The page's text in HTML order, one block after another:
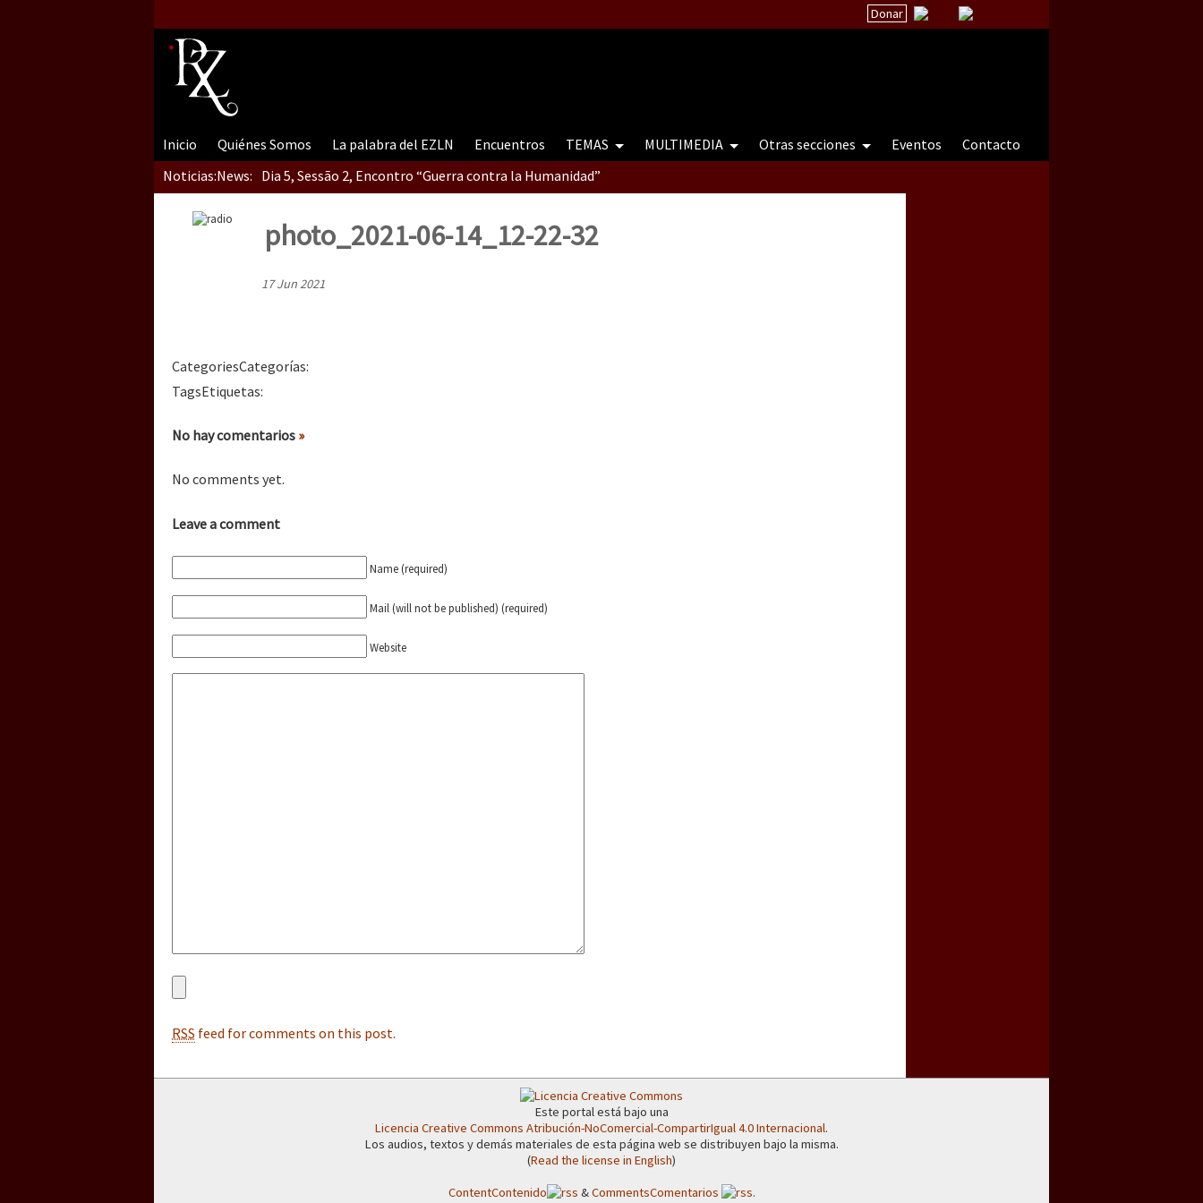
Donar
Inicio Quiénes Somos La palabra del EZLN Encuentros TEMAS MULTIMEDIA Otras secciones Eventos
Contacto
Noticias:News: Dia 5, Sessão 2, Encontro “Guerra contra la Humanidad”
Dia 5, sessão 1, do Encontro “Guerra contra a Humanidade”(As populações e a natureza e a natureza sob cerco)
Dia 2 do Encontro “Guerra contra a Humanidad”
Dia 1: Encontro “Guerra contra a Humanidade”
[CDMX – 20 julio] Jornadas globales por la libertad de Jesús Plácido Galindo y el alto a la guerra contra el CIPOG-EZ
photo_2021-06-14_12-22-32
17 Jun 2021
CategoriesCategorías:
TagsEtiquetas:
No hay comentarios »
No comments yet.
Leave a comment
Name (required)
Mail (will not be published) (required)
Website
RSS feed for comments on this post.
Este portal está bajo una
Licencia Creative Commons Atribución-NoComercial-CompartirIgual 4.0 Internacional.
Los audios, textos y demás materiales de esta página web se distribuyen bajo la misma.
(Read the license in English)
ContentContenido &CommentsComentarios .